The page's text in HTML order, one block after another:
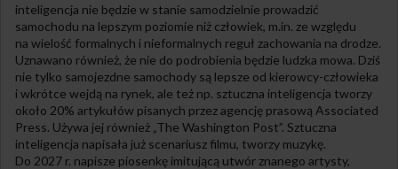
inteligencja nie będzie w stanie samodzielnie prowadzić
samochodu na lepszym poziomie niż człowiek, m.in. ze względu
na wielość formalnych i nieformalnych reguł zachowania na drodze.
Uznawano również, że nie do podrobienia będzie ludzka mowa. Dziś
nie tylko samojezdne samochody są lepsze od kierowcy-człowieka
i wkrótce wejdą na rynek, ale też np. sztuczna inteligencja tworzy
około 20% artykułów pisanych przez agencję prasową Associated
Press. Używa jej również „The Washington Post”. Sztuczna
inteligencja napisała już scenariusz filmu, tworzy muzykę.
Do 2027 r. napisze piosenkę imitującą utwór znanego artysty,